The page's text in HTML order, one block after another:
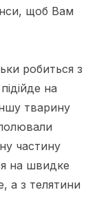
щоб Вам
робиться з
на
тварину
частину
на швидке
а з телятини